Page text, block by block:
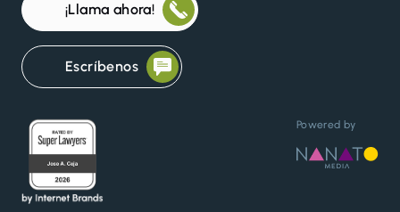
¡Llama ahora!
Escríbenos
Powered by